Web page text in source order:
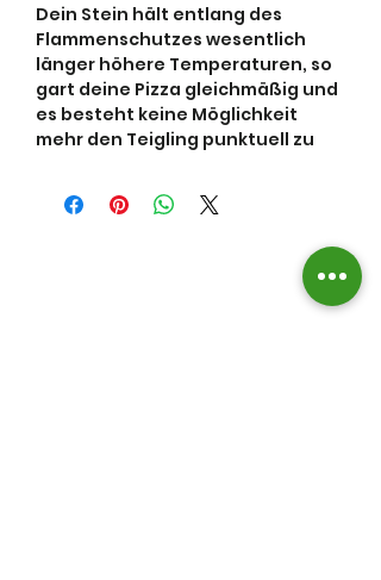
Dein Stein hält entlang des
Flammenschutzes wesentlich
länger höhere Temperaturen, so
gart deine Pizza gleichmäßig und
es besteht keine Möglichkeit
mehr den Teigling punktuell zu
nicht mehr mit deiner Pizza in
Berührung kommen können.
Wetterverhältnissen bewährt
sich der Flammenschutz, weil er